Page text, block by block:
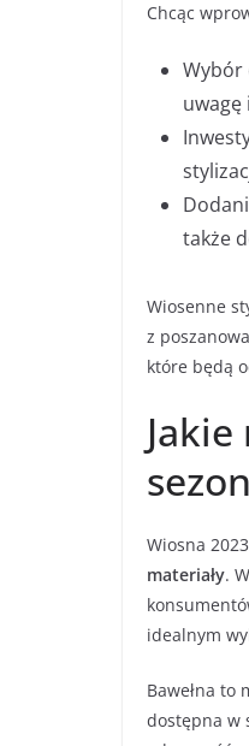
Chcąc
Wybór
uwagę
także
Wiosenne
z
które będą
Wiosna
materiały.
idealnym
Bawełna to
dostępna w